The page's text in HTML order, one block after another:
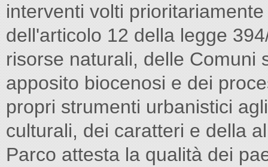
interventi volti
dell'articolo 12 della legge
risorse naturali, delle Comuni
apposito biocenosi e dei
propri strumenti urbanistici
culturali, dei caratteri e della
Parco attesta la qualità dei